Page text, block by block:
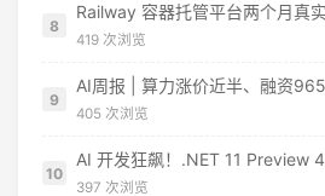
8
Railway 容器托管平台两个月真
419 次浏览
9
AI周报 | 算力涨价近半、融资
405 次浏览
10
397 次浏览